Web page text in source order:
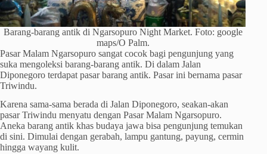
Barang-barang antik di Ngarsopuro Night Market. Foto: google
maps/O Palm.
Pasar Malam Ngarsopuro sangat cocok bagi pengunjung yang
suka mengoleksi barang-barang antik. Di dalam Jalan
Diponegoro terdapat pasar barang antik. Pasar ini bernama pasar
Triwindu.
Karena sama-sama berada di Jalan Diponegoro, seakan-akan
pasar Triwindu menyatu dengan Pasar Malam Ngarsopuro.
Aneka barang antik khas budaya jawa bisa pengunjung temukan
di sini. Dimulai dengan gerabah, lampu gantung, payung, cermin
hingga wayang kulit.